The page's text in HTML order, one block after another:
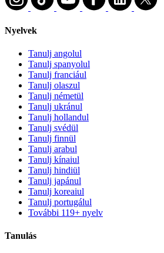
Nyelvek
Tanulj angolul
Tanulj spanyolul
Tanulj franciául
Tanulj olaszul
Tanulj németül
Tanulj ukránul
Tanulj hollandul
Tanulj svédül
Tanulj finnül
Tanulj arabul
Tanulj kínaiul
Tanulj hindiül
Tanulj japánul
Tanulj koreaiul
Tanulj portugálul
További 119+ nyelv
Tanulás